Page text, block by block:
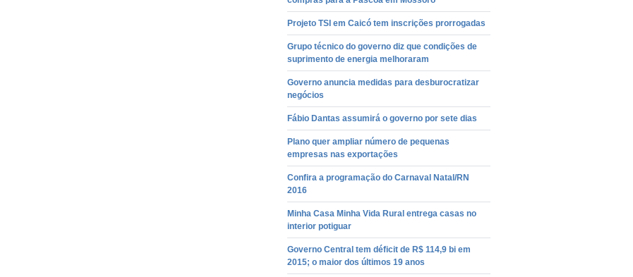
Projeto TSI em Caicó tem inscrições prorrogadas
Grupo técnico do governo diz que condições de
suprimento de energia melhoraram
Governo anuncia medidas para desburocratizar
negócios
Fábio Dantas assumirá o governo por sete dias
Plano quer ampliar número de pequenas
empresas nas exportações
Confira a programação do Carnaval Natal/RN
2016
Minha Casa Minha Vida Rural entrega casas no
interior potiguar
Governo Central tem déficit de R$ 114,9 bi em
2015; o maior dos últimos 19 anos